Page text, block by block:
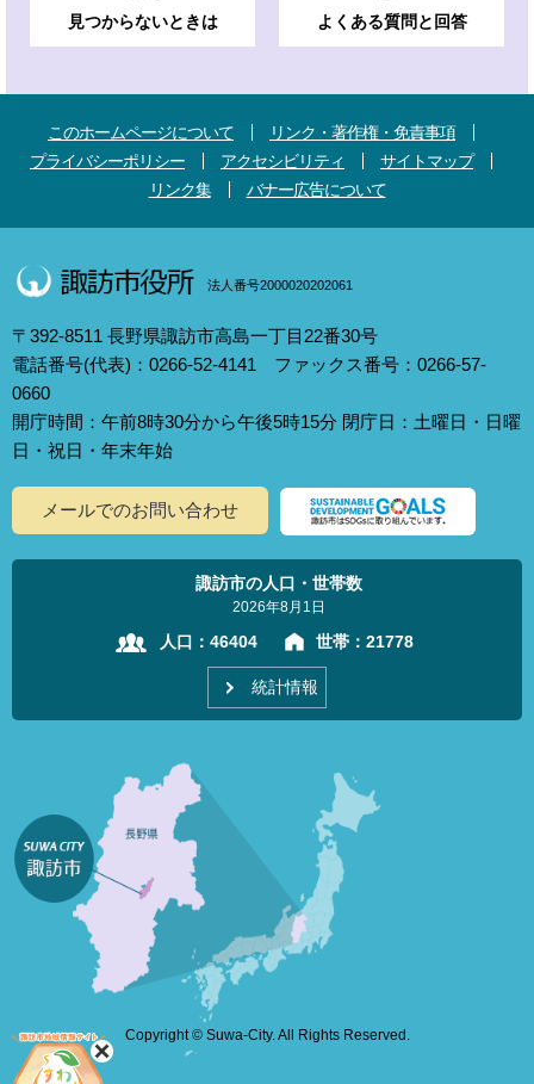
見つからないときは よくある質問と回答
このホームページについて
リンク・著作権・免責事項
プライバシーポリシー
アクセシビリティ
サイトマップ
リンク集
バナー広告について
法人番号2000020202061
〒392-8511 長野県諏訪市高島一丁目22番30号
電話番号(代表)：0266-52-4141 ファックス番号：0266-57-
0660
開庁時間：午前8時30分から午後5時15分 閉庁日：土曜日・日曜
日・祝日・年末年始
メールでのお問い合わせ
諏訪市の人口・世帯数
2026年8月1日
人口： 46404 世帯： 21778
統計情報
Copyright © Suwa-City. All Rights Reserved.